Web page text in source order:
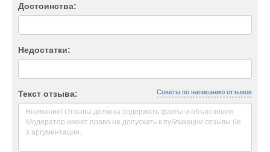
Достоинства:
Недостатки:
Текст отзыва: Советы по написанию отзывов